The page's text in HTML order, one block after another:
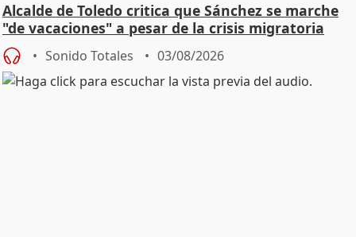
Alcalde de Toledo critica que Sánchez se marche
"de vacaciones" a pesar de la crisis migratoria
Sonido Totales 03/08/2026